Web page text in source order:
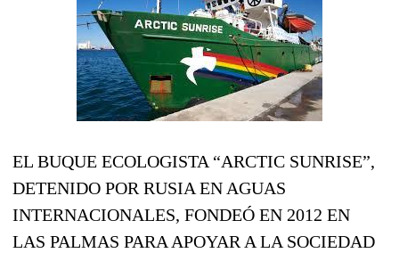
EL BUQUE ECOLOGISTA “ARCTIC SUNRISE”,
DETENIDO POR RUSIA EN AGUAS
INTERNACIONALES, FONDEÓ EN 2012 EN
LAS PALMAS PARA APOYAR A LA SOCIEDAD